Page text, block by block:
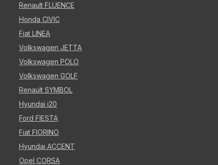
Renault FLUENCE
Honda CIVIC
Fiat LINEA
Volkswagen JETTA
Volkswagen POLO
Volkswagen GOLF
Renault SYMBOL
Hyundai i20
Ford FIESTA
Fiat FIORINO
Hyundai ACCENT
Opel CORSA